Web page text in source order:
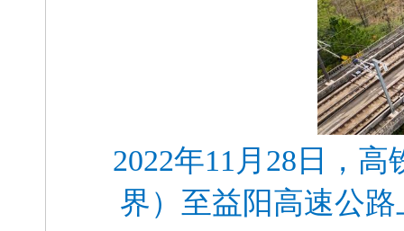
2022年11月28日，
界）至益阳高速公